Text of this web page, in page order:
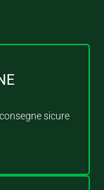
sicure